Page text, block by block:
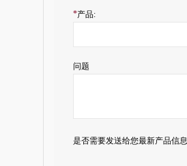
*产品:
问题
是否需要发送给您最新产品信息.